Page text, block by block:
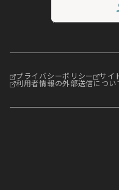
プライバシーポリシー サイ
利用者情報の外部送信につい